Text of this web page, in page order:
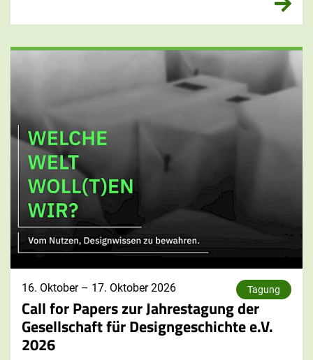
16. Oktober– 17. Oktober 2026 Tagung
Call for Papers zur Jahrestagung der
Gesellschaft für Designgeschichte e.V.
2026